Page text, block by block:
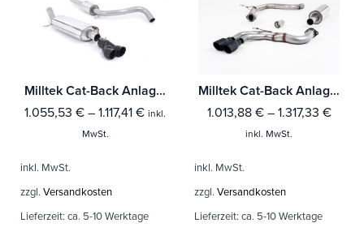
Milltek Cat-Back Anlage Audi A1 1.4 TFSI S line 185PS S tronic Mit TÜV / ECE Zulassung!
1.055,53 € – 1.117,41 € inkl.
MwSt.
inkl. MwSt.
zzgl. Versandkosten
Lieferzeit: ca. 5-10 Werktage
Milltek Cat-Back Anlage Audi A3 2.0 TDI 184PS MQB 2WD (3-Türer & Sportback Modelle) Mit TÜV / ECE Zulassung!
1.013,88 €– 1.317,33 €
inkl. MwSt.
inkl. MwSt.
zzgl. Versandkosten
Lieferzeit: ca. 5-10 Werktage